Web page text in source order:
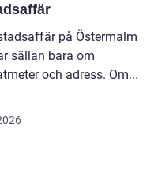
på Östermalm
sällan bara om
och adress. Om...